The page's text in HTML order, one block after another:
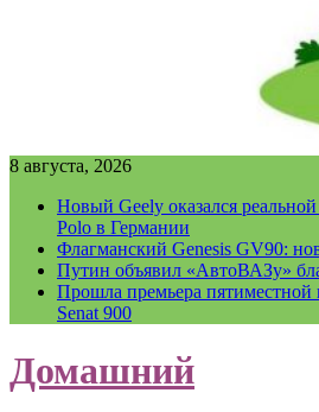
8 августа, 2026
Новый Geely оказался
Polo в Германии
Флагманский Genesis GV90:
Путин объявил «АвтоВАЗу»
Прошла премьера пятиместной
Senat 900
Домашний